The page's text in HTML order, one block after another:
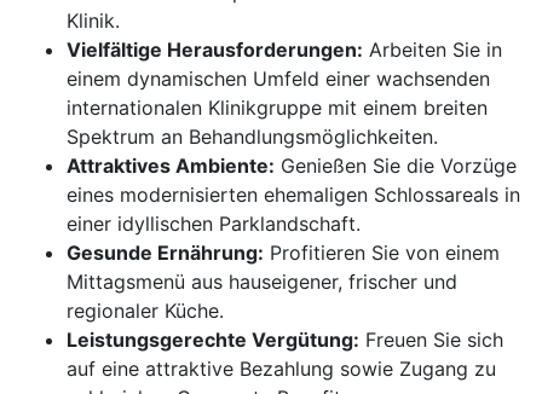
Klinik.
Vielfältige Herausforderungen: Arbeiten Sie in
einem dynamischen Umfeld einer wachsenden
internationalen Klinikgruppe mit einem breiten
Spektrum an Behandlungsmöglichkeiten.
Attraktives Ambiente: Genießen Sie die Vorzüge
eines modernisierten ehemaligen Schlossareals in
einer idyllischen Parklandschaft.
Gesunde Ernährung: Profitieren Sie von einem
Mittagsmenü aus hauseigener, frischer und
regionaler Küche.
Leistungsgerechte Vergütung: Freuen Sie sich
auf eine attraktive Bezahlung sowie Zugang zu